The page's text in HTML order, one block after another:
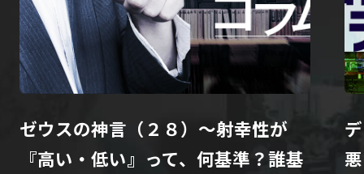
ゼウスの神言（２８）～射幸性が
『高い・低い』って、何基準？誰基